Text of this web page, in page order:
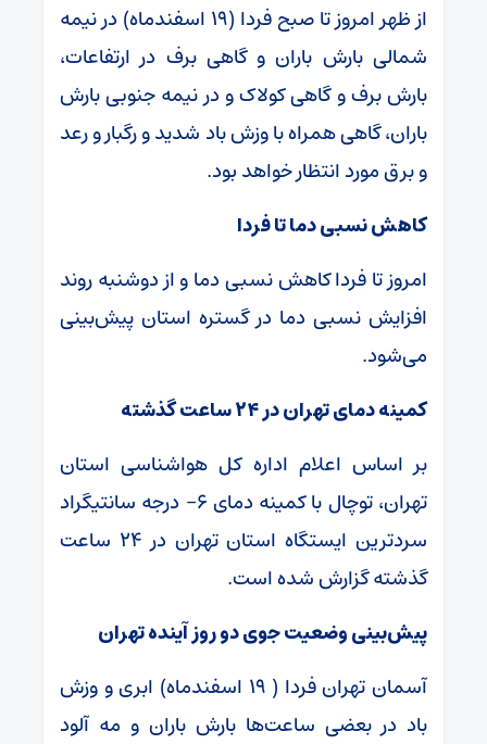
از ظهر امروز تا صبح فردا (۱۹ اسفندماه) در نیمه
شمالی بارش باران و گاهی برف در ارتفاعات،
بارش برف و گاهی کولاک و در نیمه جنوبی بارش
باران، گاهی همراه با وزش باد شدید و رگبار و رعد
و برق مورد انتظار خواهد بود.
کاهش نسبی دما تا فردا
امروز تا فردا کاهش نسبی دما و از دوشنبه روند
افزایش نسبی دما در گستره استان پیش‌بینی
می‌شود.
کمینه دمای تهران در ۲۴ ساعت گذشته
بر اساس اعلام اداره کل هواشناسی استان
تهران، توچال با کمینه دمای ۶- درجه سانتیگراد
سردترین ایستگاه استان تهران در ۲۴ ساعت
گذشته گزارش شده است.
پیش‌بینی وضعیت جوی دو روز آینده تهران
آسمان تهران فردا ( ۱۹ اسفندماه) ابری و وزش
باد در بعضی ساعت‌ها بارش باران و مه آلود